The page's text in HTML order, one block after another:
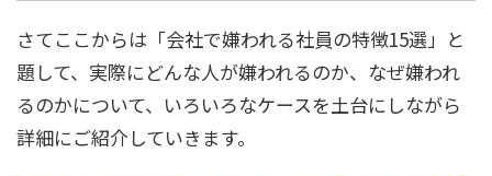
さてここからは「会社で嫌われる社員の特徴15選」と
題して、実際にどんな人が嫌われるのか、なぜ嫌われ
るのかについて、いろいろなケースを土台にしながら
詳細にご紹介していきます。